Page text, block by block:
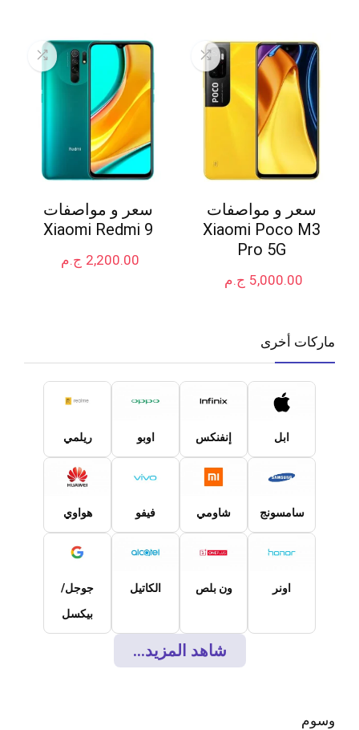
سعر و مواصفات
Xiaomi Poco M3
Pro 5G
ج.م 5,000.00
سعر و مواصفات
Xiaomi Redmi 9
ج.م 2,200.00
ماركات أخرى
ابل إنفنكس اوبو ريلمي
سامسونج شاومي فيفو هواوي
اونر ون بلص الكاتيل
جوجل/
بيكسل
شاهد المزيد...
وسوم